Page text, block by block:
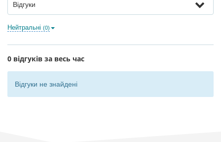
Відгуки
Нейтральні (0)
0 відгуків за весь час
Відгуки не знайдені